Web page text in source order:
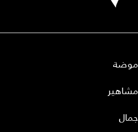
موضة
مشاهير
جمال